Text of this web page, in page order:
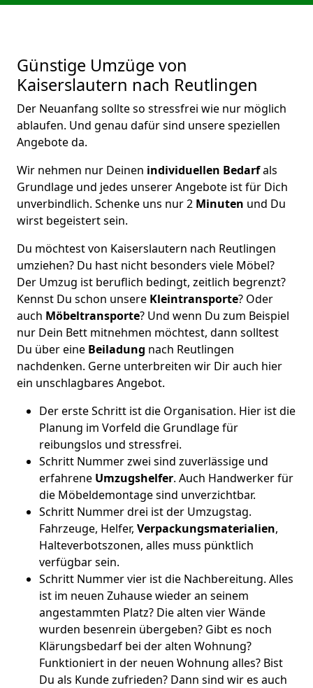
Günstige Umzüge von
Kaiserslautern nach Reutlingen
Der Neuanfang sollte so stressfrei wie nur möglich
ablaufen. Und genau dafür sind unsere speziellen
Angebote da.
Wir nehmen nur Deinen individuellen Bedarfals
Grundlage und jedes unserer Angebote ist für Dich
unverbindlich. Schenke uns nur 2 Minuten und Du
wirst begeistert sein.
Du möchtest von Kaiserslautern nach Reutlingen
umziehen? Du hast nicht besonders viele Möbel?
Der Umzug ist beruflich bedingt, zeitlich begrenzt?
Kennst Du schon unsere Kleintransporte? Oder
auch Möbeltransporte? Und wenn Du zum Beispiel
nur Dein Bett mitnehmen möchtest, dann solltest
Du über eine Beiladung nach Reutlingen
nachdenken. Gerne unterbreiten wir Dir auch hier
ein unschlagbares Angebot.
Der erste Schritt ist die Organisation. Hier ist die
Planung im Vorfeld die Grundlage für
reibungslos und stressfrei.
Schritt Nummer zwei sind zuverlässige und
erfahrene Umzugshelfer. Auch Handwerker für
die Möbeldemontage sind unverzichtbar.
Schritt Nummer drei ist der Umzugstag.
Fahrzeuge, Helfer, Verpackungsmaterialien,
Halteverbotszonen, alles muss pünktlich
verfügbar sein.
Schritt Nummer vier ist die Nachbereitung. Alles
ist im neuen Zuhause wieder an seinem
angestammten Platz? Die alten vier Wände
wurden besenrein übergeben? Gibt es noch
Klärungsbedarf bei der alten Wohnung?
Funktioniert in der neuen Wohnung alles? Bist
Du als Kunde zufrieden? Dann sind wir es auch